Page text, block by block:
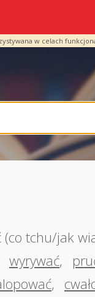
w celach
(co tchu/jak
wyrywać,
,